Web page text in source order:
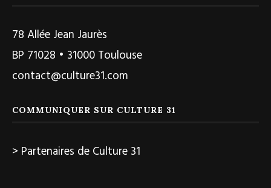
78 Allée Jean Jaurès
BP 71028 • 31000 Toulouse
contact@culture31.com
COMMUNIQUER SUR CULTURE 31
> Partenaires de Culture 31